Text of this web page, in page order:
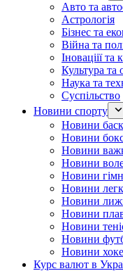
Авто та
Астрологія
Бізнес та
Війна та
Іноваціії
Культура та
Наука та
Суспільство
Новини спорту
Новини
Новини
Новини
Новини
Новини
Новини
Новини
Новини
Новини
Новини
Новини
Курс валют в